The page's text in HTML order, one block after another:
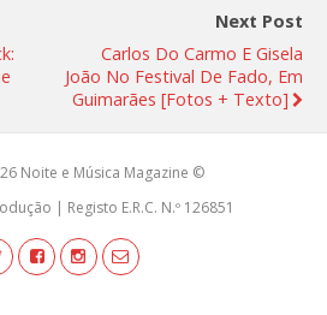
Next Post
Carlos Do Carmo E Gisela
João No Festival De Fado, Em
Guimarães [fotos + Texto]
Noite e Música Magazine ©
| Registo E.R.C. N.º 126851